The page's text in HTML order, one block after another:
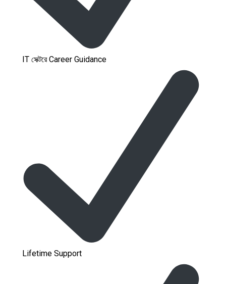
IT সেক্টরে Career Guidance
Lifetime Support